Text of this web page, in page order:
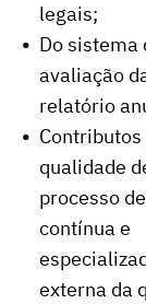
legais;
Do sistema
avaliação
relatório
qualidade
processo
contínua e
externa da